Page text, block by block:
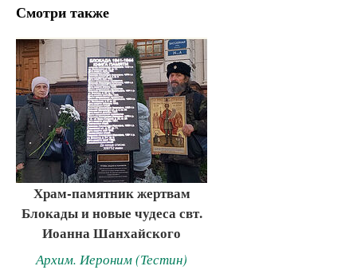
Смотри также
Храм-памятник жертвам
Блокады и новые чудеса свт.
Иоанна Шанхайского
Архим. Иероним (Тестин)